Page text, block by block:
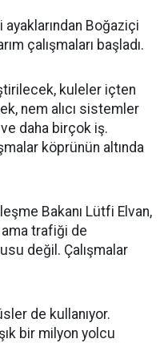
ayaklarından Boğaziçi
çalışmaları başladı.
kuleler içten
nem alıcı sistemler
daha birçok iş.
köprünün altında
Bakanı Lütfi Elvan,
ama trafiği de
değil. Çalışmalar
de kullanıyor.
bir milyon yolcu